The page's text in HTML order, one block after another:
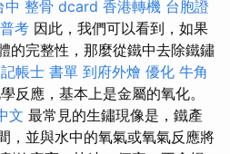
中 整骨 dcard 香港轉機 台胞證
考 因此，我們可以看到，如果
的完整性，那麼從鐵中去除鐵鏽
記帳士 書單 到府外燴 優化 牛角
反應，基本上是金屬的氧化。
文 最常見的生鏽現像是，鐵產
，並與水中的氧氣或氧氣反應將